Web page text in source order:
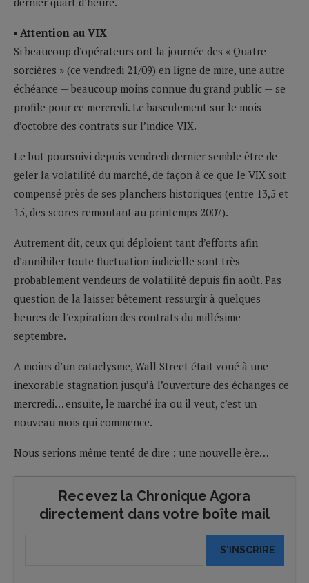
▪ Attention au VIX
Si beaucoup d’opérateurs ont la journée des « Quatre
sorcières » (ce vendredi 21/09) en ligne de mire, une autre
échéance — beaucoup moins connue du grand public — se
profile pour ce mercredi. Le basculement sur le mois
d’octobre des contrats sur l’indice VIX.
Le but poursuivi depuis vendredi dernier semble être de
geler la volatilité du marché, de façon à ce que le VIX soit
compensé près de ses planchers historiques (entre 13,5 et
15, des scores remontant au printemps 2007).
Autrement dit, ceux qui déploient tant d’efforts afin
d’annihiler toute fluctuation indicielle sont très
probablement vendeurs de volatilité depuis fin août. Pas
question de la laisser bêtement ressurgir à quelques
heures de l’expiration des contrats du millésime
septembre.
A moins d’un cataclysme, Wall Street était voué à une
inexorable stagnation jusqu’à l’ouverture des échanges ce
mercredi… ensuite, le marché ira ou il veut, c’est un
nouveau mois qui commence.
Nous serions même tenté de dire : une nouvelle ère…
Recevez la Chronique Agora
directement dans votre boîte mail
S'INSCRIRE